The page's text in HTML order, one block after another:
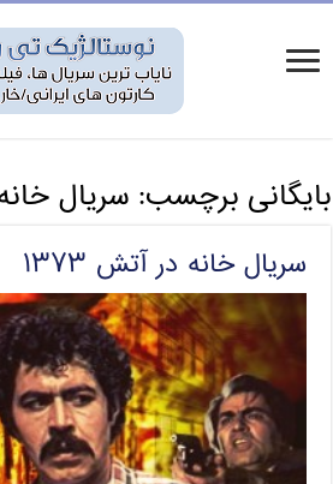
بایگانی برچسب:سریال
سریال خانه در آتش ۱۳۷۳